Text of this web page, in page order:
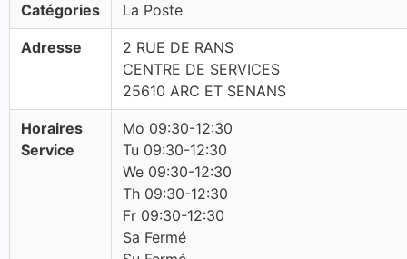
Catégories La Poste
Adresse
2 RUE DE RANS
CENTRE DE SERVICES
25610 ARC ET SENANS
Horaires
Service
Mo 09:30-12:30
Tu 09:30-12:30
We 09:30-12:30
Th 09:30-12:30
Fr 09:30-12:30
Sa Fermé